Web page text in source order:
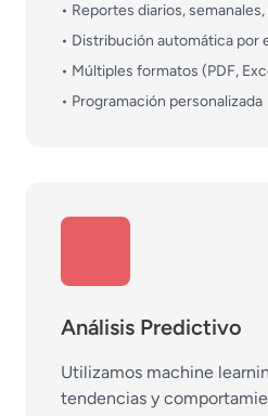
• Reportes diarios,
• Distribución automática por
• Múltiples formatos (PDF,
• Programación personalizada
Análisis Predictivo
Utilizamos machine
tendencias y